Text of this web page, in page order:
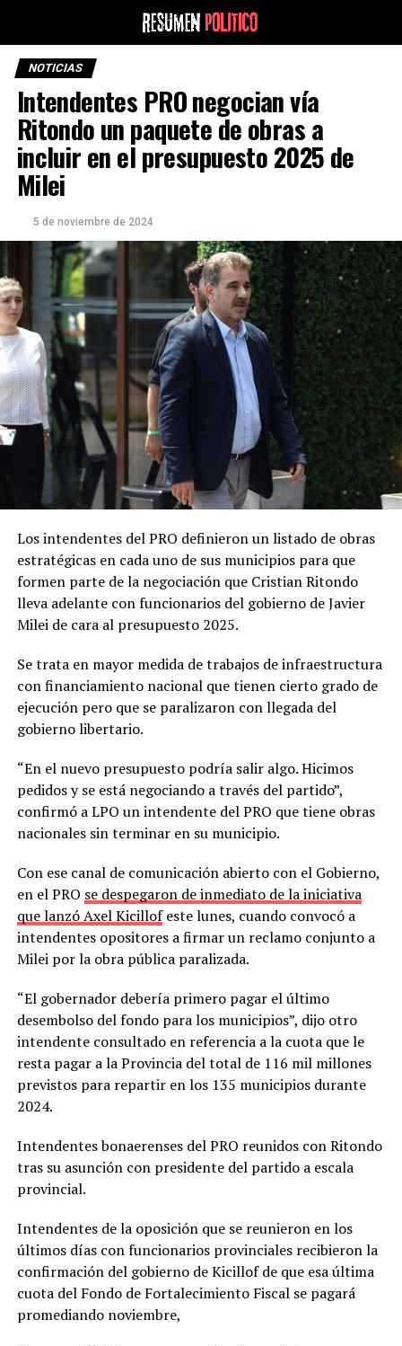
NOTICIAS
Intendentes PRO negocian vía
Ritondo un paquete de obras a
incluir en el presupuesto 2025 de
Milei
5 de noviembre de 2024
Los intendentes del PRO definieron un listado de obras
estratégicas en cada uno de sus municipios para que
formen parte de la negociación que Cristian Ritondo
lleva adelante con funcionarios del gobierno de Javier
Milei de cara al presupuesto 2025.
Se trata en mayor medida de trabajos de infraestructura
con financiamiento nacional que tienen cierto grado de
ejecución pero que se paralizaron con llegada del
gobierno libertario.
“En el nuevo presupuesto podría salir algo. Hicimos
pedidos y se está negociando a través del partido”,
confirmó a LPO un intendente del PRO que tiene obras
nacionales sin terminar en su municipio.
Con ese canal de comunicación abierto con el Gobierno,
en el PRO se despegaron de inmediato de la iniciativa
que lanzó Axel Kicillofeste lunes, cuando convocó a
intendentes opositores a firmar un reclamo conjunto a
Milei por la obra pública paralizada.
“El gobernador debería primero pagar el último
desembolso del fondo para los municipios”, dijo otro
intendente consultado en referencia a la cuota que le
resta pagar a la Provincia del total de 116 mil millones
previstos para repartir en los 135 municipios durante
2024.
Intendentes bonaerenses del PRO reunidos con Ritondo
tras su asunción con presidente del partido a escala
provincial.
Intendentes de la oposición que se reunieron en los
últimos días con funcionarios provinciales recibieron la
confirmación del gobierno de Kicillof de que esa última
cuota del Fondo de Fortalecimiento Fiscal se pagará
promediando noviembre,